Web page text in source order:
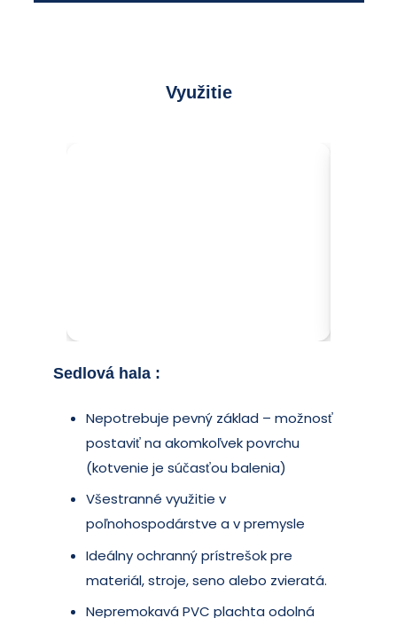
Využitie
Sedlová hala:
Nepotrebuje pevný základ – možnosť
postaviť na akomkoľvek povrchu
(kotvenie je súčasťou balenia)
Všestranné využitie v
poľnohospodárstve a v premysle
Ideálny ochranný prístrešok pre
materiál, stroje, seno alebo zvieratá.
Nepremokavá PVC plachta odolná